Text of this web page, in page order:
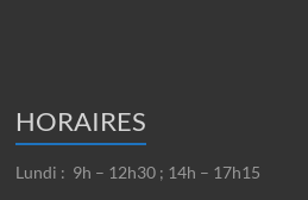
HORAIRES
Lundi : 9h – 12h30 ; 14h – 17h15